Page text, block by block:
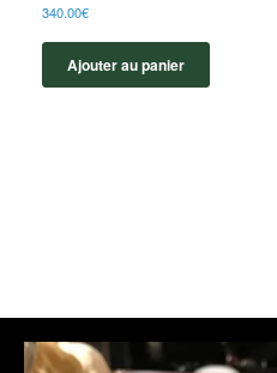
340.00€
Ajouter au panier